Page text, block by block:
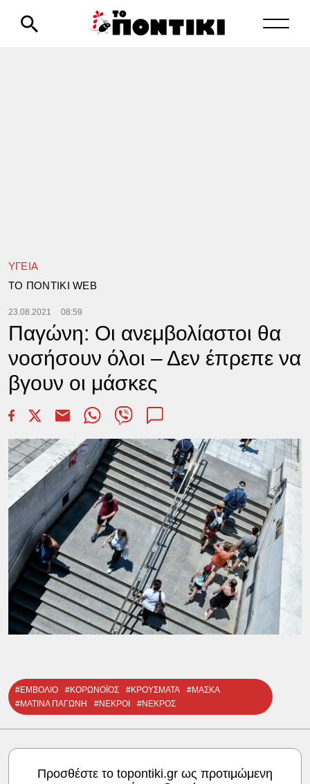
ΥΓΕΙΑ
TΟ ΠΟΝΤΙΚΙ WEB
23.08.2021 08:59
Παγώνη: Οι ανεμβολίαστοι θα
νοσήσουν όλοι – Δεν έπρεπε να
βγουν οι μάσκες
#ΕΜΒΟΛΙΟ #ΚΟΡΩΝΟΪΟΣ #ΚΡΟΥΣΜΑΤΑ
#ΜΑΣΚΑ
#ΜΑΤΙΝΑ ΠΑΓΩΝΗ
#ΝΕΚΡΟΙ #ΝΕΚΡΟΣ
Προσθέστε το topontiki.gr ως προτιμώμενη